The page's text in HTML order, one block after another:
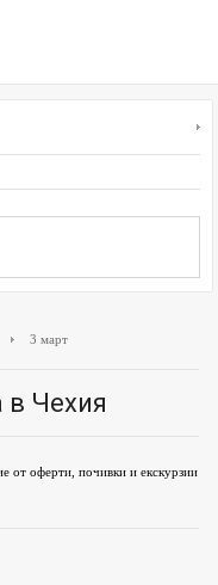
3 март
в Чехия
от оферти, почивки и екскурзии